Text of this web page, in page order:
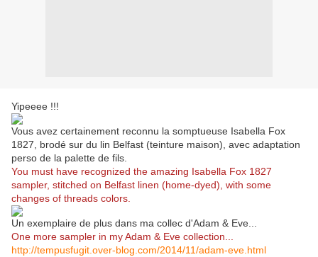
Yipeeee !!!
Vous avez certainement reconnu la somptueuse Isabella Fox
1827, brodé sur du lin Belfast (teinture maison), avec adaptation
perso de la palette de fils.
You must have recognized the amazing Isabella Fox 1827
sampler, stitched on Belfast linen (home-dyed), with some
changes of threads colors.
Un exemplaire de plus dans ma collec d'Adam & Eve...
One more sampler in my Adam & Eve collection...
http://tempusfugit.over-blog.com/2014/11/adam-eve.html